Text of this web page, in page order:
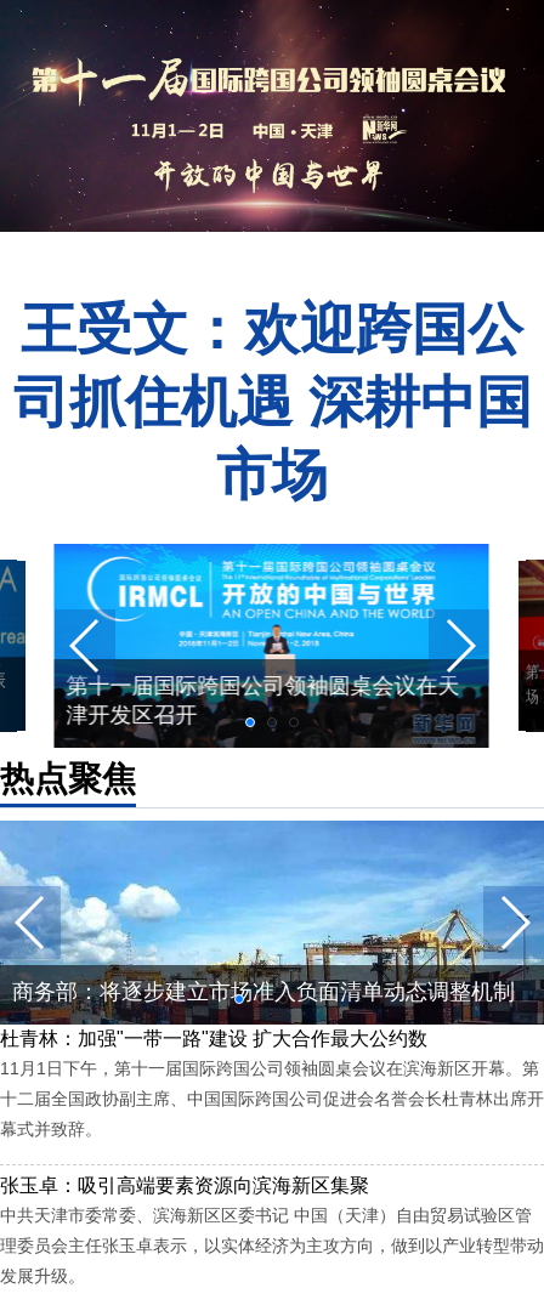
王受文：欢迎跨国公
司抓住机遇 深耕中国
市场
第十一届国际跨国公司领袖圆桌会议在天
津开发区召开
场
热点聚焦
商务部：将逐步建立市场准入负面清单动态调整机制
杜青林：加强"一带一路"建设 扩大合作最大公约数
11月1日下午，第十一届国际跨国公司领袖圆桌会议在滨海新区开幕。第
十二届全国政协副主席、中国国际跨国公司促进会名誉会长杜青林出席开
幕式并致辞。
张玉卓：吸引高端要素资源向滨海新区集聚
中共天津市委常委、滨海新区区委书记 中国（天津）自由贸易试验区管
理委员会主任张玉卓表示，以实体经济为主攻方向，做到以产业转型带动
发展升级。